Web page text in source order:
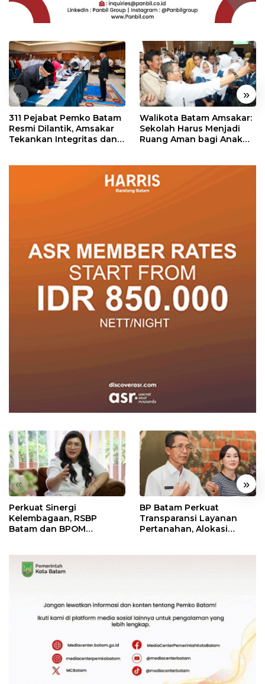
« »
311 Pejabat Pemko Batam
Resmi Dilantik, Amsakar
Tekankan Integritas dan
Walikota Batam Amsakar:
Sekolah Harus Menjadi
Ruang Aman bagi Anak
« »
Perkuat Sinergi
Kelembagaan, RSBP
Batam dan BPOM
BP Batam Perkuat
Transparansi Layanan
Pertanahan, Alokasi